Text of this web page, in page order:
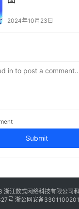
2024年10月23日
in to post a
Submit
浙江数式网络科技有限公司
号 浙公网安备